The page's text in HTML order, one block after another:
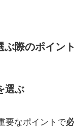
ぶ際のポイント
選ぶ
要なポイントで